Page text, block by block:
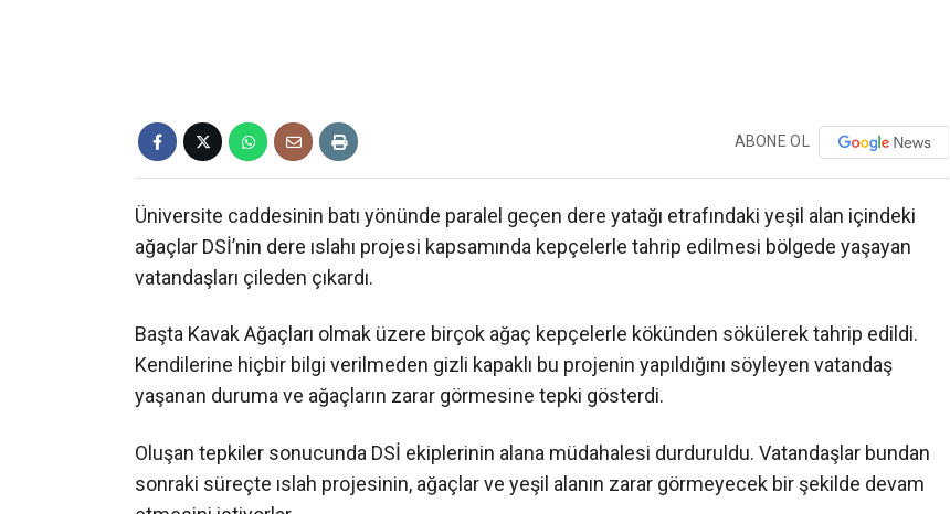
ABONE OL
Üniversite caddesinin batı yönünde paralel geçen dere yatağı etrafındaki yeşil alan içindeki
ağaçlar DSİ’nin dere ıslahı projesi kapsamında kepçelerle tahrip edilmesi bölgede yaşayan
vatandaşları çileden çıkardı.
Başta Kavak Ağaçları olmak üzere birçok ağaç kepçelerle kökünden sökülerek tahrip edildi.
Kendilerine hiçbir bilgi verilmeden gizli kapaklı bu projenin yapıldığını söyleyen vatandaş
yaşanan duruma ve ağaçların zarar görmesine tepki gösterdi.
Oluşan tepkiler sonucunda DSİ ekiplerinin alana müdahalesi durduruldu. Vatandaşlar bundan
sonraki süreçte ıslah projesinin, ağaçlar ve yeşil alanın zarar görmeyecek bir şekilde devam